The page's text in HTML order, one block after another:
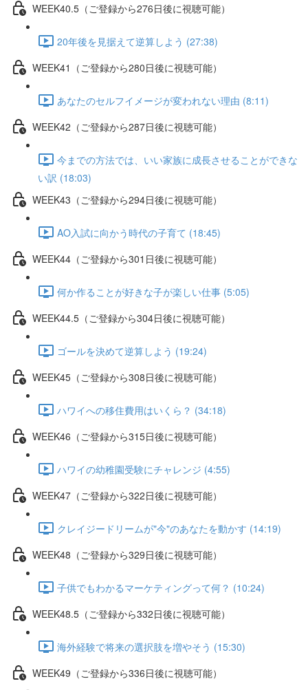
WEEK40.5（ご登録から276日後に視聴可能）
20年後を見据えて逆算しよう (27:38)
WEEK41（ご登録から280日後に視聴可能）
あなたのセルフイメージが変われない理由 (8:11)
WEEK42（ご登録から287日後に視聴可能）
今までの方法では、いい家族に成長させることができな
い訳 (18:03)
WEEK43（ご登録から294日後に視聴可能）
AO入試に向かう時代の子育て (18:45)
WEEK44（ご登録から301日後に視聴可能）
何か作ることが好きな子が楽しい仕事 (5:05)
WEEK44.5（ご登録から304日後に視聴可能）
ゴールを決めて逆算しよう (19:24)
WEEK45（ご登録から308日後に視聴可能）
ハワイへの移住費用はいくら？ (34:18)
WEEK46（ご登録から315日後に視聴可能）
ハワイの幼稚園受験にチャレンジ (4:55)
WEEK47（ご登録から322日後に視聴可能）
クレイジードリームが"今"のあなたを動かす (14:19)
WEEK48（ご登録から329日後に視聴可能）
子供でもわかるマーケティングって何？ (10:24)
WEEK48.5（ご登録から332日後に視聴可能）
海外経験で将来の選択肢を増やそう (15:30)
WEEK49（ご登録から336日後に視聴可能）